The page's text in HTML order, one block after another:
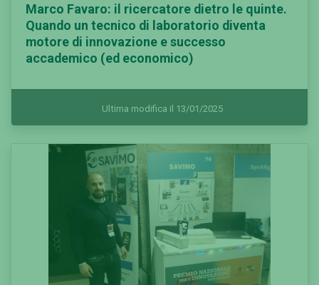
Marco Favaro: il ricercatore dietro le quinte.
Quando un tecnico di laboratorio diventa
motore di innovazione e successo
accademico (ed economico)
Ultima modifica il 13/01/2025